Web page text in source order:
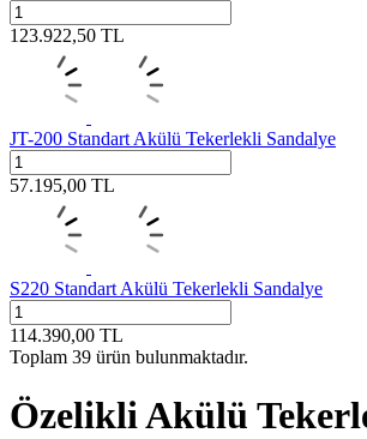
123.922,50 TL
JT-200 Standart Akülü Tekerlekli Sandalye
57.195,00 TL
S220 Standart Akülü Tekerlekli Sandalye
114.390,00 TL
Toplam 39 ürün bulunmaktadır.
Özelikli Akülü